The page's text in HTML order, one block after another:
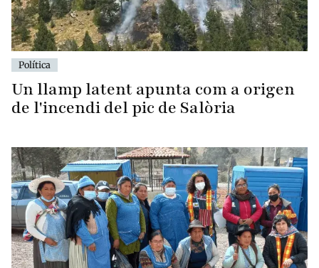
Política
Un llamp latent apunta com a origen
de l'incendi del pic de Salòria